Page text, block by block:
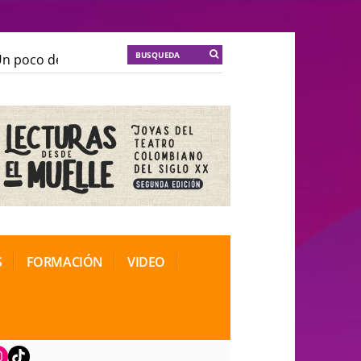
poco de locura para la cordura
de Teatro Rosa
FORMACIÓN VIDEO
TikTok